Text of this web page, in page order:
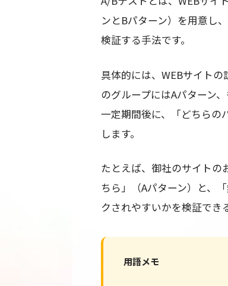
ンとBパターン）を用意し
検証する手法です。
具体的には、WEBサイト
のグループにはAパターン
一定期間後に、「どちらの
します。
たとえば、御社のサイトの
ちら」（Aパターン）と、
クされやすいかを検証でき
用語メモ